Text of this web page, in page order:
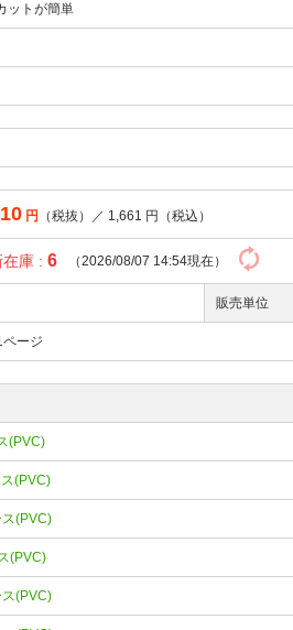
ットが簡単
円 （税抜）／ 1,661 円（税込）
在庫 :6 （2026/08/07 14:54現在）
販売単位
ージ
(PVC)
(PVC)
(PVC)
(PVC)
(PVC)